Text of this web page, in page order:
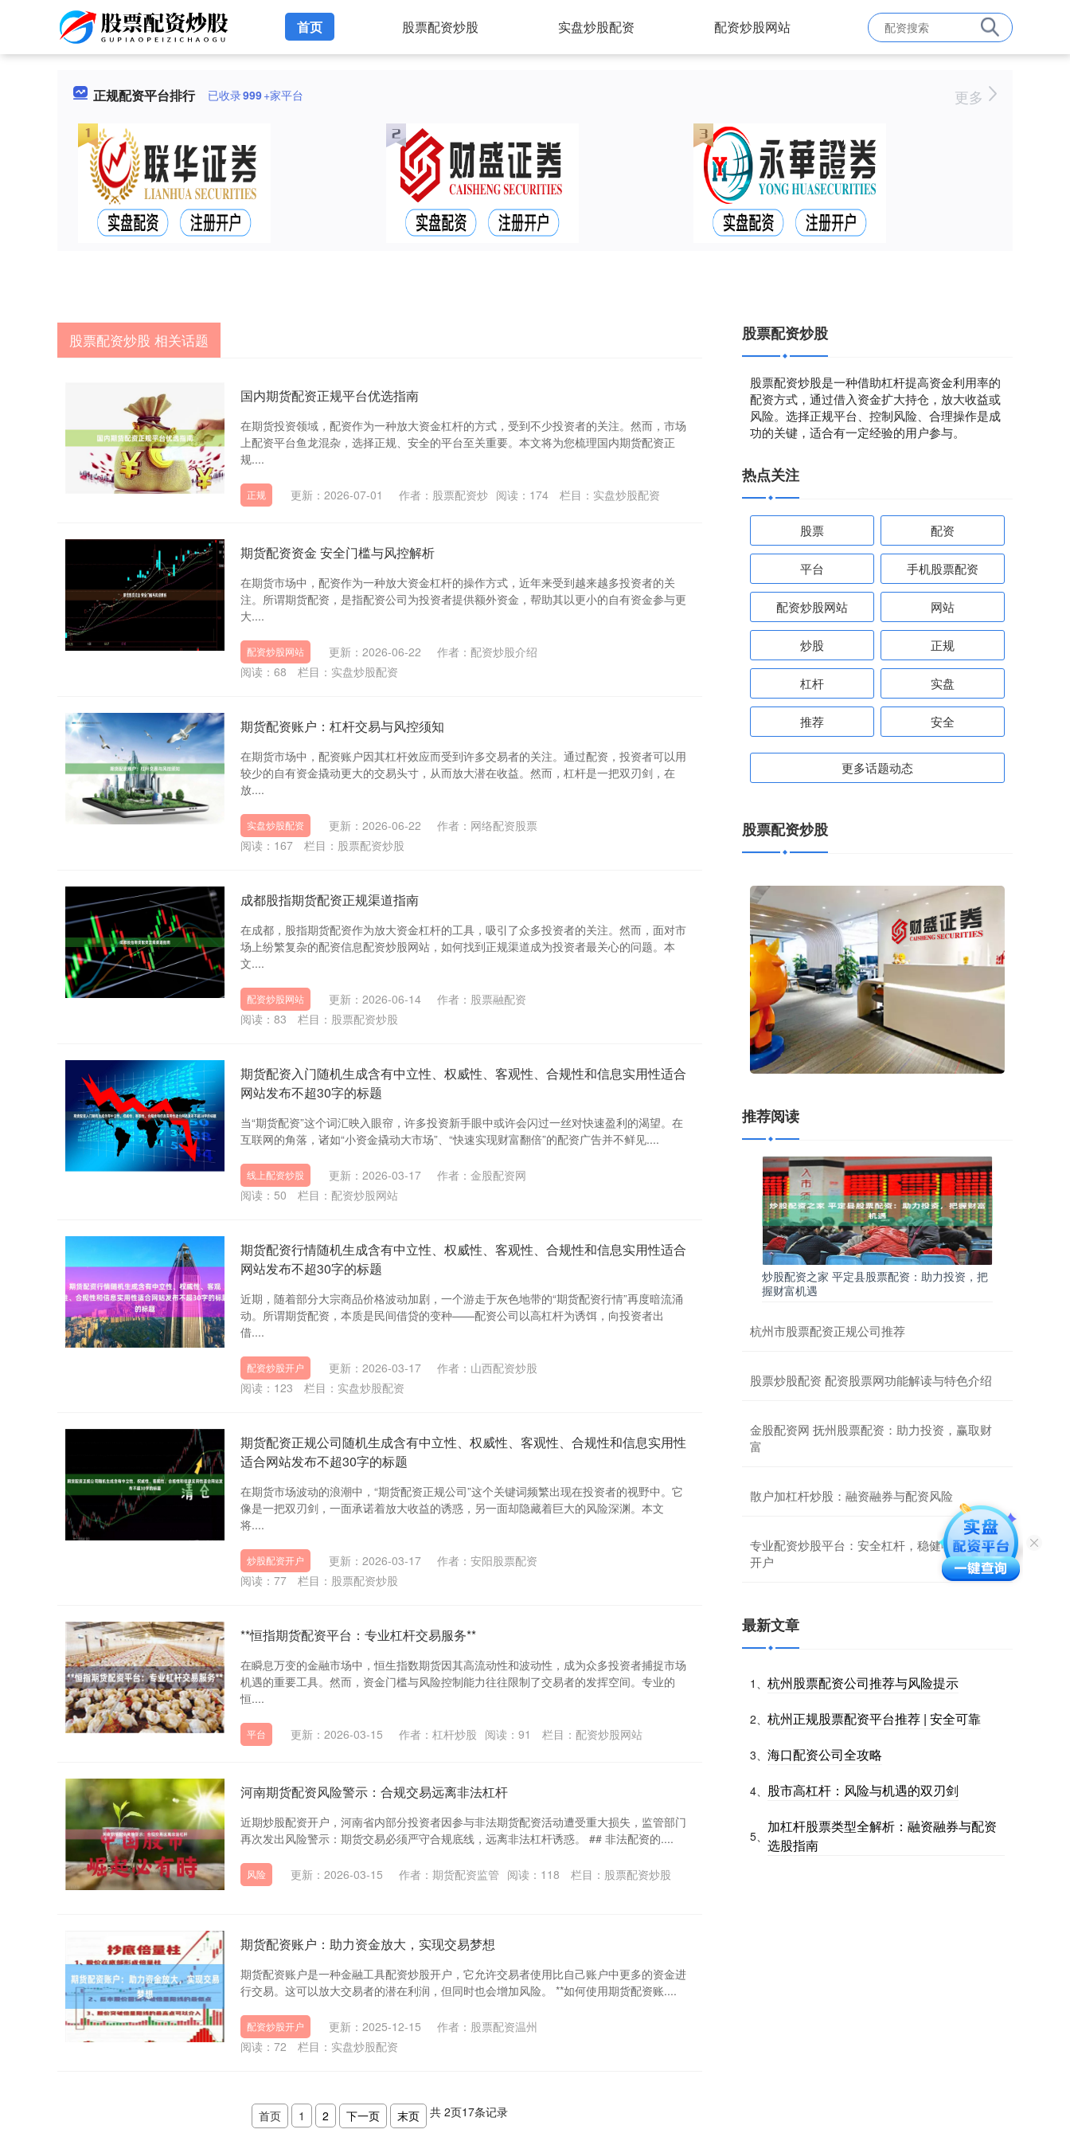
首页 股票配资炒股 实盘炒股配资 配资炒股网站
正规配资平台排行 已收录999+家平台 更多
股票配资炒股 相关话题
国内期货配资正规平台优选指南
在期货投资领域，配资作为一种放大资金杠杆的方式，受到不少投资者的关注。然而，市场
上配资平台鱼龙混杂，选择正规、安全的平台至关重要。本文将为您梳理国内期货配资正
规....
正规 更新：2026-07-01 作者：股票配资炒 阅读： 174 栏目： 实盘炒股配资
期货配资资金 安全门槛与风控解析
在期货市场中，配资作为一种放大资金杠杆的操作方式，近年来受到越来越多投资者的关
注。所谓期货配资，是指配资公司为投资者提供额外资金，帮助其以更小的自有资金参与更
大....
配资炒股网站 更新：2026-06-22
作者：配资炒股介绍
阅读： 68 栏目： 实盘炒股配资
期货配资账户：杠杆交易与风控须知
在期货市场中，配资账户因其杠杆效应而受到许多交易者的关注。通过配资，投资者可以用
较少的自有资金撬动更大的交易头寸，从而放大潜在收益。然而，杠杆是一把双刃剑，在
放....
实盘炒股配资 更新：2026-06-22
作者：网络配资股票
阅读： 167 栏目： 股票配资炒股
成都股指期货配资正规渠道指南
在成都，股指期货配资作为放大资金杠杆的工具，吸引了众多投资者的关注。然而，面对市
场上纷繁复杂的配资信息配资炒股网站，如何找到正规渠道成为投资者最关心的问题。本
文....
配资炒股网站 更新：2026-06-14
作者：股票融配资
阅读： 83 栏目： 股票配资炒股
期货配资入门随机生成含有中立性、权威性、客观性、合规性和信息实用性适合
网站发布不超30字的标题
当“期货配资”这个词汇映入眼帘，许多投资新手眼中或许会闪过一丝对快速盈利的渴望。在
互联网的角落，诸如“小资金撬动大市场”、“快速实现财富翻倍”的配资广告并不鲜见....
线上配资炒股 更新：2026-03-17
作者：金股配资网
阅读： 50 栏目： 配资炒股网站
期货配资行情随机生成含有中立性、权威性、客观性、合规性和信息实用性适合
网站发布不超30字的标题
近期，随着部分大宗商品价格波动加剧，一个游走于灰色地带的“期货配资行情”再度暗流涌
动。所谓期货配资，本质是民间借贷的变种——配资公司以高杠杆为诱饵，向投资者出
借....
配资炒股开户 更新：2026-03-17
作者：山西配资炒股
阅读： 123 栏目： 实盘炒股配资
期货配资正规公司随机生成含有中立性、权威性、客观性、合规性和信息实用性
适合网站发布不超30字的标题
在期货市场波动的浪潮中，“期货配资正规公司”这个关键词频繁出现在投资者的视野中。它
像是一把双刃剑，一面承诺着放大收益的诱惑，另一面却隐藏着巨大的风险深渊。本文
将....
炒股配资开户 更新：2026-03-17
作者：安阳股票配资
阅读： 77 栏目： 股票配资炒股
**恒指期货配资平台：专业杠杆交易服务**
在瞬息万变的金融市场中，恒生指数期货因其高流动性和波动性，成为众多投资者捕捉市场
机遇的重要工具。然而，资金门槛与风险控制能力往往限制了交易者的发挥空间。专业的
恒....
平台 更新：2026-03-15 作者：杠杆炒股 阅读： 91 栏目： 配资炒股网站
河南期货配资风险警示：合规交易远离非法杠杆
近期炒股配资开户，河南省内部分投资者因参与非法期货配资活动遭受重大损失，监管部门
再次发出风险警示：期货交易必须严守合规底线，远离非法杠杆诱惑。 ## 非法配资的....
风险 更新：2026-03-15 作者：期货配资监管 阅读： 118 栏目： 股票配资炒股
期货配资账户：助力资金放大，实现交易梦想
期货配资账户是一种金融工具配资炒股开户，它允许交易者使用比自己账户中更多的资金进
行交易。这可以放大交易者的潜在利润，但同时也会增加风险。 **如何使用期货配资账....
配资炒股开户 更新：2025-12-15
作者：股票配资温州
阅读： 72 栏目： 实盘炒股配资
首页 1 2 下一页 末页 共 2页17条记录
股票配资炒股
股票配资炒股是一种借助杠杆提高资金利用率的
配资方式，通过借入资金扩大持仓，放大收益或
风险。选择正规平台、控制风险、合理操作是成
功的关键，适合有一定经验的用户参与。
热点关注
股票 配资
平台 手机股票配资
配资炒股网站 网站
炒股 正规
杠杆 实盘
推荐 安全
更多话题动态
股票配资炒股
推荐阅读
炒股配资之家 平定县股票配资：助力投资，把
握财富机遇
杭州市股票配资正规公司推荐
股票炒股配资 配资股票网功能解读与特色介绍
金股配资网 抚州股票配资：助力投资，赢取财
富
散户加杠杆炒股：融资融券与配资风险
专业配资炒股平台：安全杠杆，稳健收益，快速
开户
最新文章
1、 杭州股票配资公司推荐与风险提示
2、 杭州正规股票配资平台推荐 | 安全可靠
3、 海口配资公司全攻略
4、 股市高杠杆：风险与机遇的双刃剑
5、
加杠杆股票类型全解析：融资融券与配资
选股指南